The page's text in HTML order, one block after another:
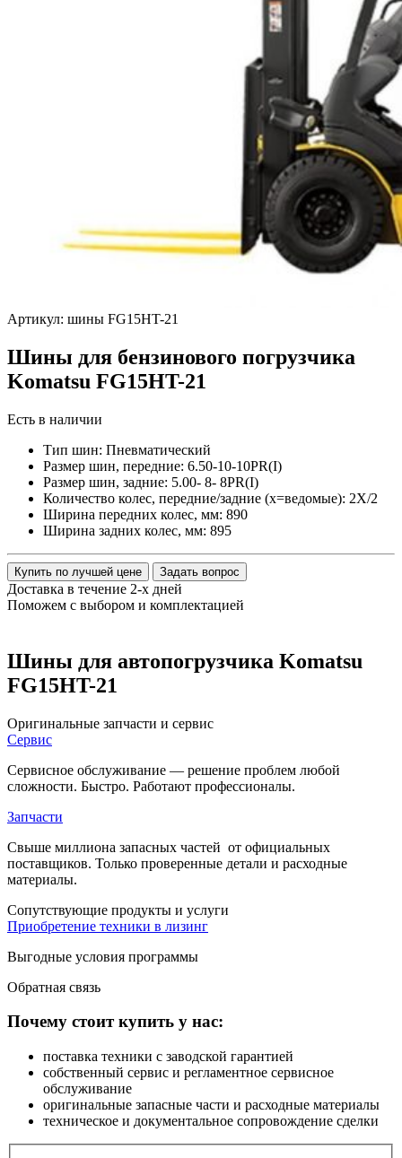
Артикул: шины FG15HT-21
Шины для бензинового погрузчика
Komatsu FG15HT-21
Есть в наличии
Тип шин: Пневматический
Размер шин, передние: 6.50-10-10PR(I)
Размер шин, задние: 5.00- 8- 8PR(I)
Количество колес, передние/задние (x=ведомые): 2Х/2
Ширина передних колес, мм: 890
Ширина задних колес, мм: 895
Купить по лучшей цене Задать вопрос
Доставка в течение 2-х дней
Поможем с выбором и комплектацией
Шины для автопогрузчика Komatsu
FG15HT-21
Оригинальные запчасти и сервис
Сервис
Сервисное обслуживание — решение проблем любой
сложности. Быстро. Работают профессионалы.
Запчасти
Свыше миллиона запасных частей от официальных
поставщиков. Только проверенные детали и расходные
материалы.
Cопутствующие продукты и услуги
Приобретение техники в лизинг
Выгодные условия программы
Обратная связь
Почему стоит купить у нас:
поставка техники с заводской гарантией
собственный сервис и регламентное сервисное
обслуживание
оригинальные запасные части и расходные материалы
техническое и документальное сопровождение сделки